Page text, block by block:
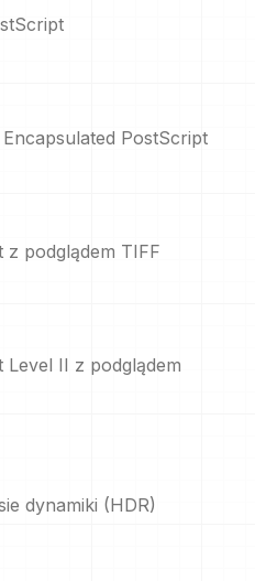
PostScript
z podglądem TIFF
Level II z podglądem
dynamiki (HDR)